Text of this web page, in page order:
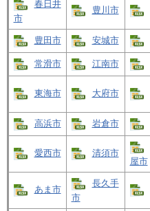
春日井
市
豊川市
豊田市 安城市
常滑市 江南市
東海市 大府市
高浜市 岩倉市
愛西市 清須市
屋市
あま市
長久手
市